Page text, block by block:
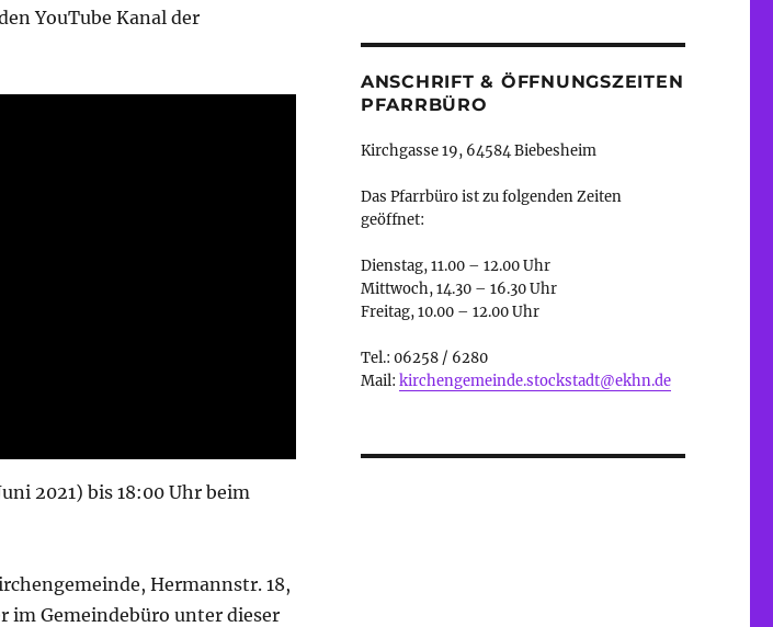
YouTube Kanal der
2021) bis 18:00 Uhr beim
Hermannstr. 18,
im Gemeindebüro unter dieser
ANSCHRIFT & ÖFFNUNGSZEITEN
PFARRBÜRO
Kirchgasse 19, 64584 Biebesheim
Das Pfarrbüro ist zu folgenden Zeiten
geöffnet:
Dienstag, 11.00 – 12.00 Uhr
Mittwoch, 14.30 – 16.30 Uhr
Freitag, 10.00 – 12.00 Uhr
Tel.: 06258 / 6280
Mail: kirchengemeinde.stockstadt@ekhn.de